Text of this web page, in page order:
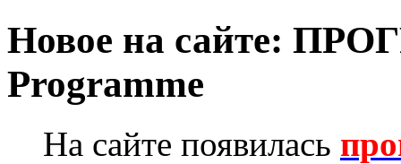
Новое на сайте:
Programme
На сайте появилась